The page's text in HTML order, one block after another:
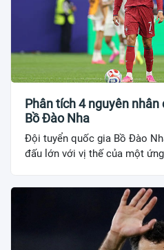
Phân tích 4 nguyên
Bồ Đào Nha
Đội tuyển quốc gia Bồ Đào
đấu lớn với vị thế của một